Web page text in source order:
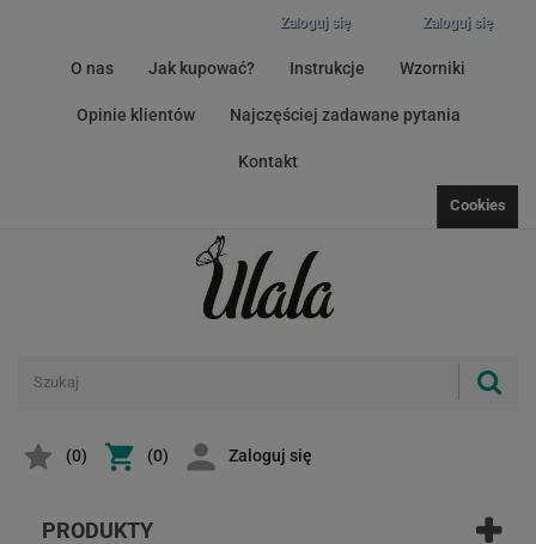
Zaloguj się
Zaloguj się
O nas Jak kupować? Instrukcje Wzorniki
Opinie klientów Najczęściej zadawane pytania
Kontakt
Cookies
(0) (0) Zaloguj się
PRODUKTY